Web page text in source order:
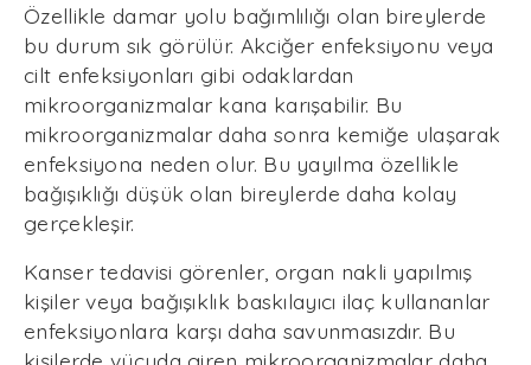
Özellikle damar yolu bağımlılığı olan bireylerde
bu durum sık görülür. Akciğer enfeksiyonu veya
cilt enfeksiyonları gibi odaklardan
mikroorganizmalar kana karışabilir. Bu
mikroorganizmalar daha sonra kemiğe ulaşarak
enfeksiyona neden olur. Bu yayılma özellikle
bağışıklığı düşük olan bireylerde daha kolay
gerçekleşir.
Kanser tedavisi görenler, organ nakli yapılmış
kişiler veya bağışıklık baskılayıcı ilaç kullananlar
enfeksiyonlara karşı daha savunmasızdır. Bu